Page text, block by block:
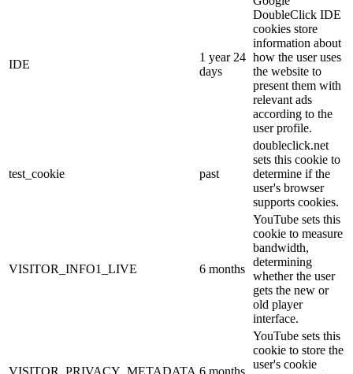
IDE
1 year 24
days
DoubleClick IDE
cookies store
information about
how the user uses
the website to
present them with
relevant ads
according to the
user profile.
test_cookie past
doubleclick.net
sets this cookie to
determine if the
user's browser
supports cookies.
VISITOR_INFO1_LIVE 6 months
YouTube sets this
cookie to measure
bandwidth,
determining
whether the user
gets the new or
old player
interface.
YouTube sets this
cookie to store the
user's cookie